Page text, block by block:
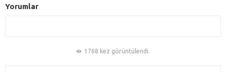
Yorumlar
1768 kez görüntülendi.